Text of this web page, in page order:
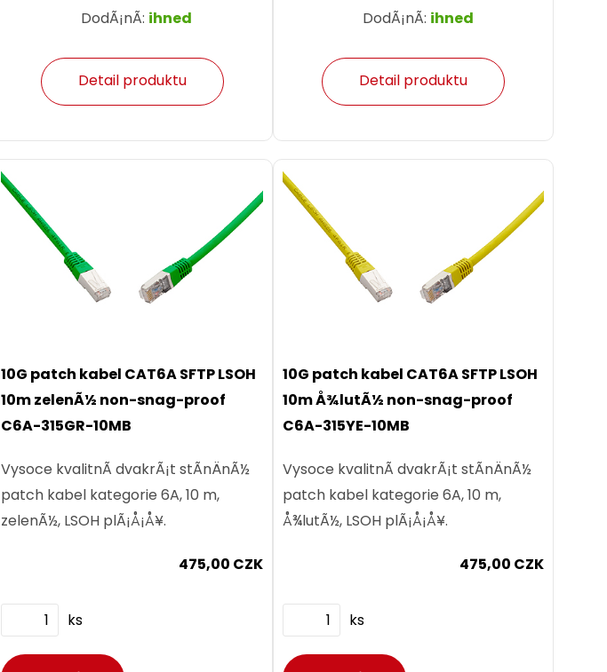
DodÃ¡nÃ­: ihned
Detail produktu
DodÃ¡nÃ­: ihned
Detail produktu
10G patch kabel CAT6A SFTP LSOH
10m zelenÃ½ non-snag-proof
C6A-315GR-10MB
Vysoce kvalitnÃ­ dvakrÃ¡t stÃ­nÄnÃ½
patch kabel kategorie 6A, 10 m,
zelenÃ½, LSOH plÃ¡Å¡Å¥.
475,00 CZK
ks
10G patch kabel CAT6A SFTP LSOH
10m Å¾lutÃ½ non-snag-proof
C6A-315YE-10MB
Vysoce kvalitnÃ­ dvakrÃ¡t stÃ­nÄnÃ½
patch kabel kategorie 6A, 10 m,
Å¾lutÃ½, LSOH plÃ¡Å¡Å¥.
475,00 CZK
ks